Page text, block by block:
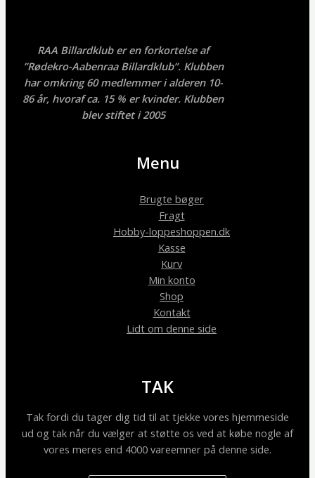
RAA Billardklub er en forkortelse af
”Rødekro-Aabenraa Billardklub”. Klubben
har omkring 60 medlemmer i alderen 10-
86 år, hvoraf ca. 15 % er kvinder. Klubben
blev stiftet i 2005
Menu
Brugte bøger
Fragt
Hobby-loppeshoppen.dk
Kasse
Kurv
Min konto
Shop
Kontakt
Lidt om denne side
TAK
Tak fordi du tager dig tid til at tjekke vores hjemmeside
ud og tak når du vælger at støtte os ved at købe nogle af
vores meres end 4000 vareemner på denne side.